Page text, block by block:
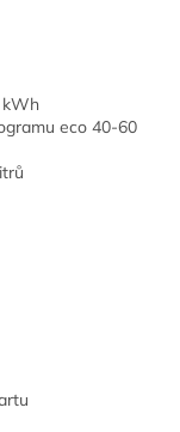
kWh
eco 40-60